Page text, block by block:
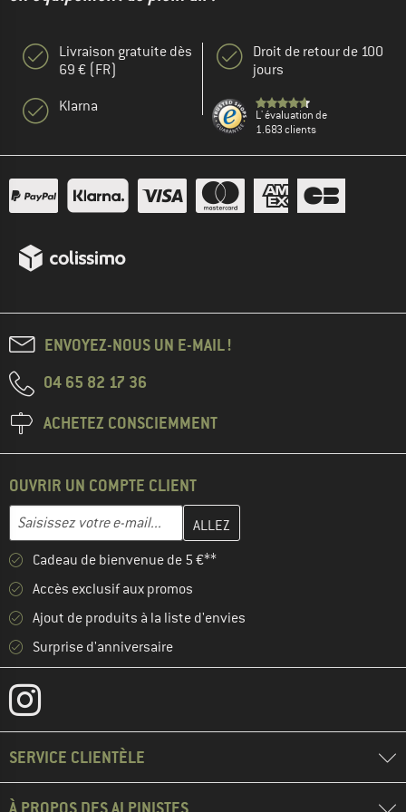
Livraison gratuite dès
69 € (FR)
Klarna
Droit de retour de 100
jours
L' évaluation de
1.683 clients
ENVOYEZ-NOUS UN E-MAIL !
04 65 82 17 36
ACHETEZ CONSCIEMMENT
OUVRIR UN COMPTE CLIENT
Adresse e-mail
Entrez votre adresse e-mail ici et créez votre compte client à la
Cadeau de bienvenue de 5 €**
Accès exclusif aux promos
Ajout de produits à la liste d'envies
Surprise d'anniversaire
SERVICE CLIENTÈLE